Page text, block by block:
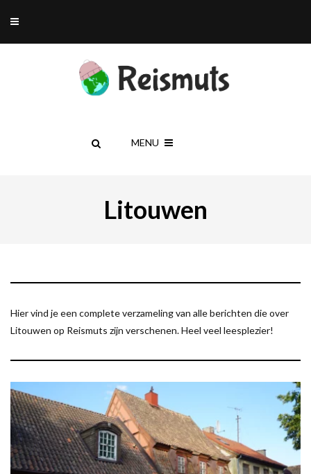
MENU
Litouwen
Hier vind je een complete verzameling van alle berichten die over
Litouwen op Reismuts zijn verschenen. Heel veel leesplezier!